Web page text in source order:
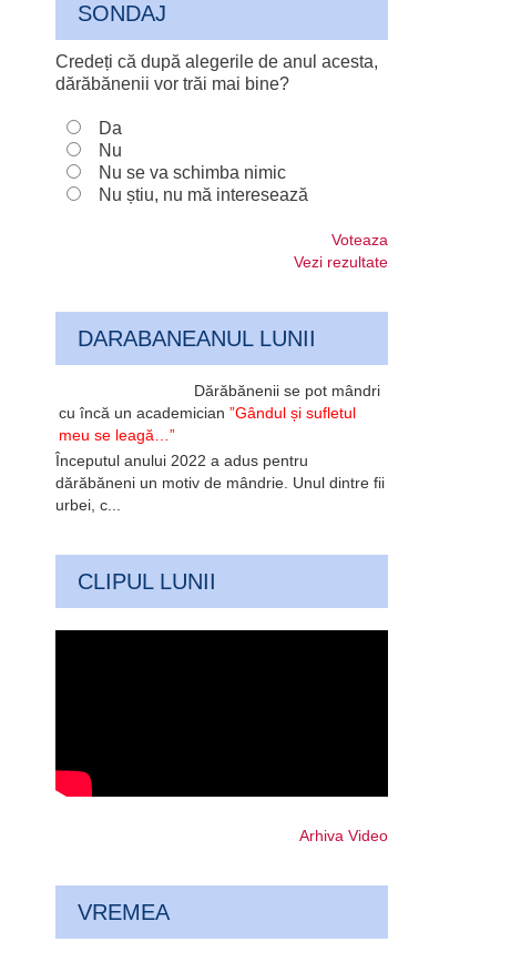
SONDAJ
Credeți că după alegerile de anul acesta,
dărăbănenii vor trăi mai bine?
Da
Nu
Nu se va schimba nimic
Nu știu, nu mă interesează
Voteaza
Vezi rezultate
DARABANEANUL LUNII
Dărăbănenii se pot mândri
cu încă un academician ”Gândul și sufletul
meu se leagă…”
Începutul anului 2022 a adus pentru
dărăbăneni un motiv de mândrie. Unul dintre fii
urbei, c...
CLIPUL LUNII
Arhiva Video
VREMEA